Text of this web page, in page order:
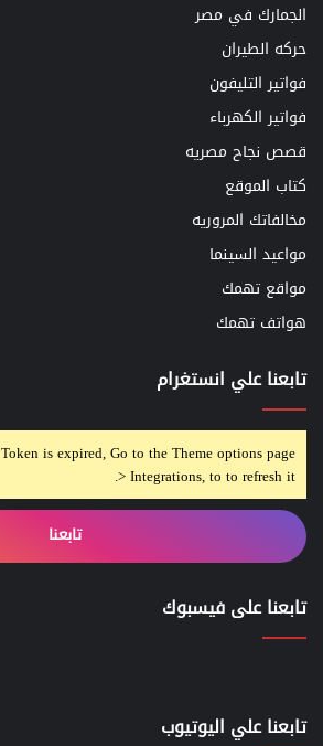
الجمارك في مصر
حركه الطيران
فواتير التليفون
فواتير الكهرباء
قصص نجاح مصريه
كتاب الموقع
مخالفاتك المروريه
مواعيد السينما
مواقع تهمك
هواتف تهمك
تابعنا علي انستغرام
is expired, Go to the Theme options page
> Integrations, to to refresh it.
تابعنا
تابعنا على فيسبوك
تابعنا علي اليوتيوب